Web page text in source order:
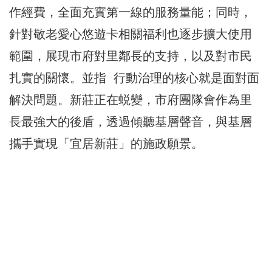
作經費，全面充實第一線的服務量能；同時，
針對敬老愛心悠遊卡相關福利也逐步擴大使用
範圍，展現市府對里鄰長的支持，以及對市民
扎實的關懷。並指 行動治理的核心就是面對面
解決問題。新莊正在蜕變，市府團隊會作為里
長最強大的後盾，透過傾聽基層聲音，與基層
攜手實現「宜居新莊」的施政願景。